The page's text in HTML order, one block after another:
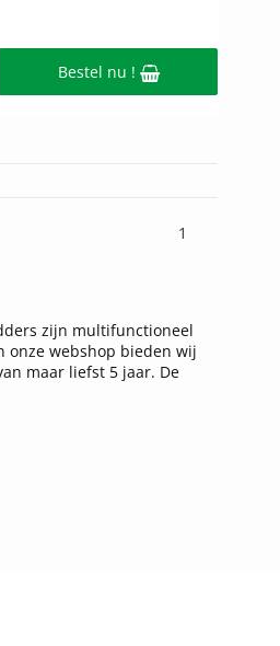
Bestel nu !
1
zijn multifunctioneel
onze webshop bieden wij
maar liefst 5 jaar. De